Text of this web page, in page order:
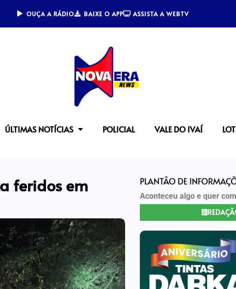
OUÇA A RÁDIO BAIXE O APP ASSISTA A WEBTV
ÚLTIMAS NOTÍCIAS POLICIAL VALE DO IVAÍ
feridos em PLANTÃO DE
Aconteceu algo e quer